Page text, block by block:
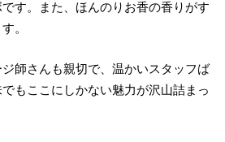
す。また、ほんのりお香の香りがす
。
師さんも親切で、温かいスタッフば
もここにしかない魅力が沢山詰まっ